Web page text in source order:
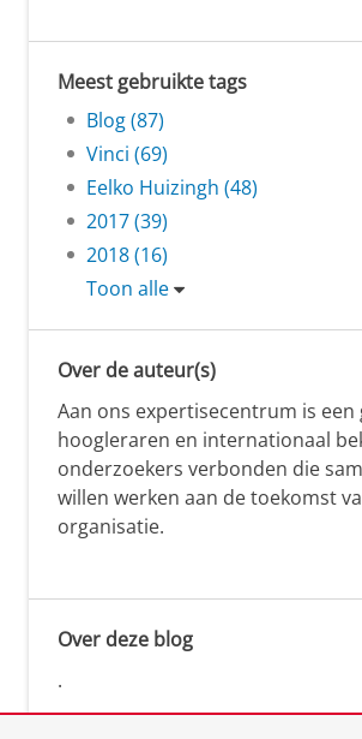
Meest gebruikte tags
Blog (87)
Vinci (69)
Eelko Huizingh (48)
2017 (39)
2018 (16)
Toon alle
Over de auteur(s)
Aan ons expertisecentrum is
hoogleraren en internationaal
onderzoekers verbonden die
willen werken aan de toekomst
organisatie.
Over deze blog
.